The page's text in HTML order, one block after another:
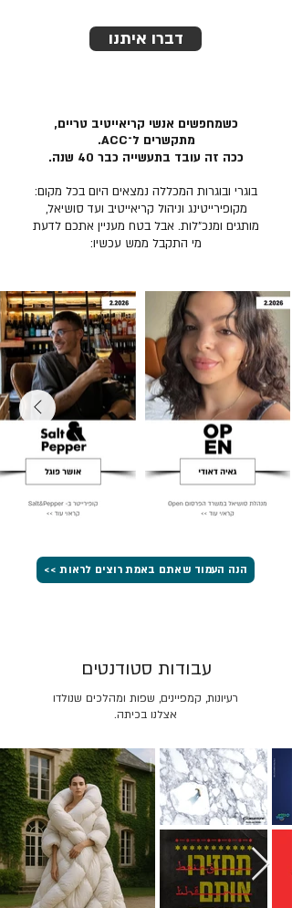
דברו איתנו
כשמחפשים אנשי קריאייטיב טריים,
מתקשרים ל־ACC.
ככה זה עובד בתעשייה כבר 40 שנה.
בוגרי ובוגרות המכללה נמצאים היום בכל מקום:
מקופירייטינג וניהול קריאייטיב ועד סושיאל,
מותגים ומנכ״לות. אבל בטח מעניין אתכם לדעת
מי התקבל ממש עכשיו:
הנה העמוד שאתם באמת רוצים לראות >>
רעיונות, קמפיינים, שפות ומהלכים שנולדו
אצלנו בכיתה.
עבודות סטודנטים